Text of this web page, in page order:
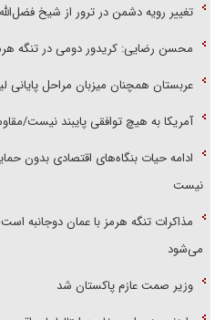
تغییر رویه دشمن در ترور از شیخ
محسن رضایی: کریدور دومی در تنگه
عربستان همچنان میزبان مراحل پایانی
آمریکا به هیچ توافقی پایبند نیست/
ادامه حیات بنگاه‌های اقتصادی بدون
نیست
مذاکرات تنگه هرمز با عمان دوجانبه
می‌شود
وزیر صمت عازم پاکستان شد